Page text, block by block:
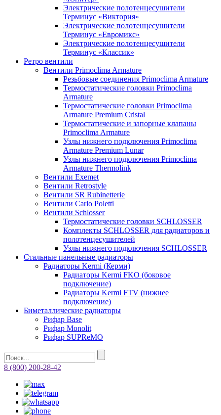
Электрические полотенцесушители
Терминус «Виктория»
Электрические полотенцесушители
Терминус «Евромикс»
Электрические полотенцесушители
Терминус «Классик»
Ретро вентили
Вентили Primoclima Armature
Резьбовые соединения Primoclima Armature
Термостатические головки Primoclima
Armature
Термостатические головки Primoclima
Armature Premium Cristal
Термостатические и запорные клапаны
Primoclima Armature
Узлы нижнего подключения Primoclima
Armature Premium Lunar
Узлы нижнего подключения Primoclima
Armature Thermolink
Вентили Exemet
Вентили Retrostyle
Вентили SR Rubinetterie
Вентили Carlo Poletti
Вентили Schlosser
Термостатические головки SCHLOSSER
Комплекты SCHLOSSER для радиаторов и
полотенцесушителей
Узлы нижнего подключения SCHLOSSER
Стальные панельные радиаторы
Радиаторы Kermi (Керми)
Радиаторы Kermi FKO (боковое
подключение)
Радиаторы Kermi FTV (нижнее
подключение)
Биметаллические радиаторы
Рифар Base
Рифар Monolit
Рифар SUPReMO
8 (800) 200-28-42